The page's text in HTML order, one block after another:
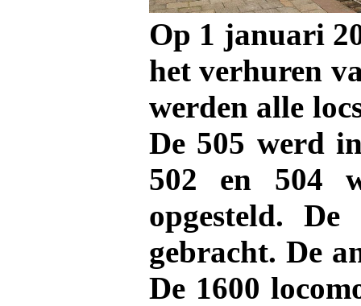
Op 1 januari
het verhuren
werden alle
De 505 werd
502 en 504
opgesteld.
gebracht. De
De 1600